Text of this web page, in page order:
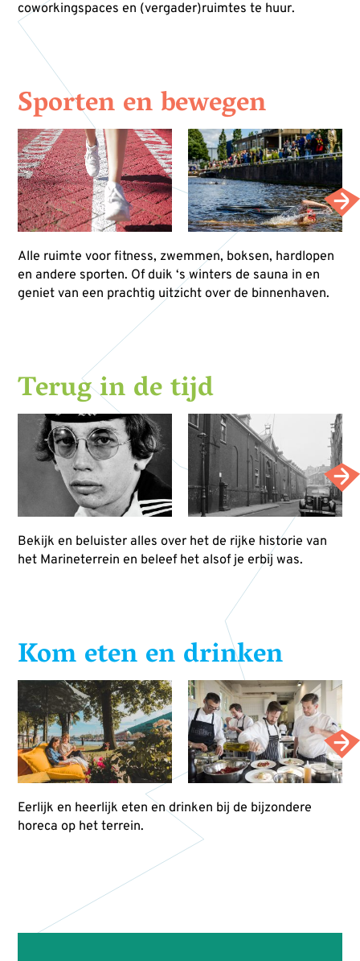
coworkingspaces en (vergader)ruimtes te huur.
Sporten en bewegen
Alle ruimte voor fitness, zwemmen, boksen, hardlopen
en andere sporten. Of duik ‘s winters de sauna in en
geniet van een prachtig uitzicht over de binnenhaven.
Terug in de tijd
Bekijk en beluister alles over het de rijke historie van
het Marineterrein en beleef het alsof je erbij was.
Kom eten en drinken
Eerlijk en heerlijk eten en drinken bij de bijzondere
horeca op het terrein.